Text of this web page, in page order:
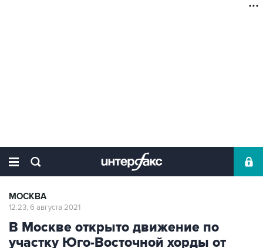
МОСКВА
12:23, 6 августа 2021
В Москве открыто движение по
участку Юго-Восточной хорды от